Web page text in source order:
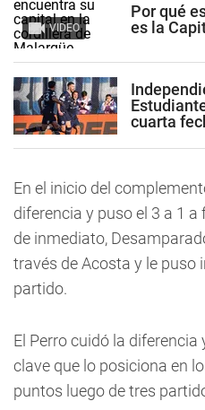
VIDEO
Por qué
es la
cuarta
En el inicio del
diferencia y puso el 3 a 1
de inmediato,
través de Acosta y le puso
partido.
El Perro cuidó la
clave que lo posiciona en
puntos luego de tres